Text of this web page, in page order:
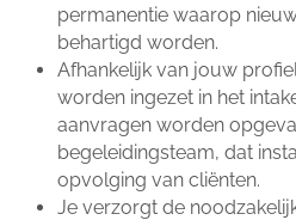
permanentie waarop
behartigd worden.
Afhankelijk van jouw
worden ingezet in het
aanvragen worden
begeleidingsteam, dat
opvolging van cliënten.
Je verzorgt de